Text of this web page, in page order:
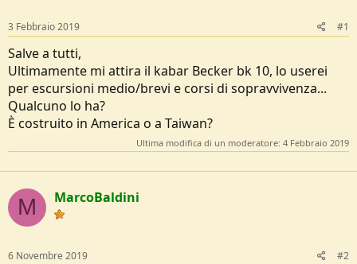
D
i
s
c
u
s
s
i
n
z
3 Febbraio 2019 #1
Salve a tutti,
Ultimamente mi attira il kabar Becker bk 10, lo userei
per escursioni medio/brevi e corsi di sopravvivenza...
Qualcuno lo ha?
È costruito in America o a Taiwan?
Ultima modifica di un moderatore: 4 Febbraio 2019
M MarcoBaldini
6 Novembre 2019 #2